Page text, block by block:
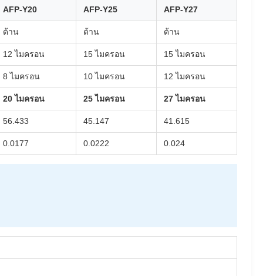
AFP-Y20 AFP-Y25 AFP-Y27
ด้าน ด้าน ด้าน
12 ไมครอน 15 ไมครอน 15 ไมครอน
8 ไมครอน 10 ไมครอน 12 ไมครอน
20 ไมครอน 25 ไมครอน 27 ไมครอน
56.433 45.147 41.615
0.0177 0.0222 0.024